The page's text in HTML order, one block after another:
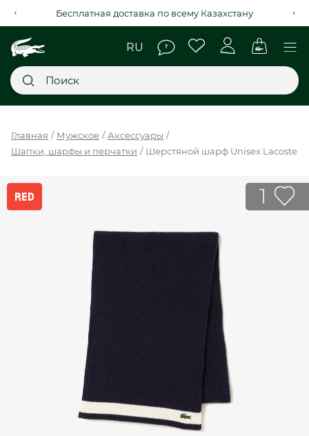
Рассрочка на 4 месяца через Kaspi Red+
НОВИНКИ
SALE
МУЖСКОЕ
ЖЕНСКОЕ
МЫ LACOSTE
Главная Мужское
Аксессуары
Шапки, шарфы и перчатки
Шерстяной шарф Unisex Lacoste
1